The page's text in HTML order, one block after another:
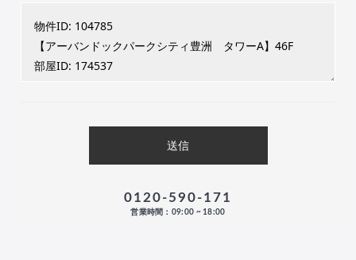
0120-590-171
営業時間：09:00 ~ 18:00